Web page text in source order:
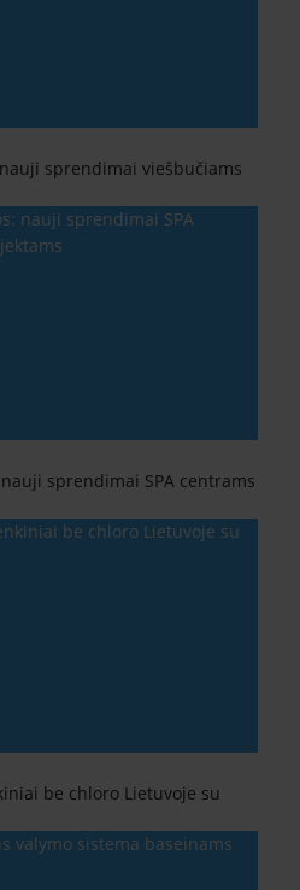
sprendimai viešbučiams
sprendimai SPA centrams
be chloro Lietuvoje su